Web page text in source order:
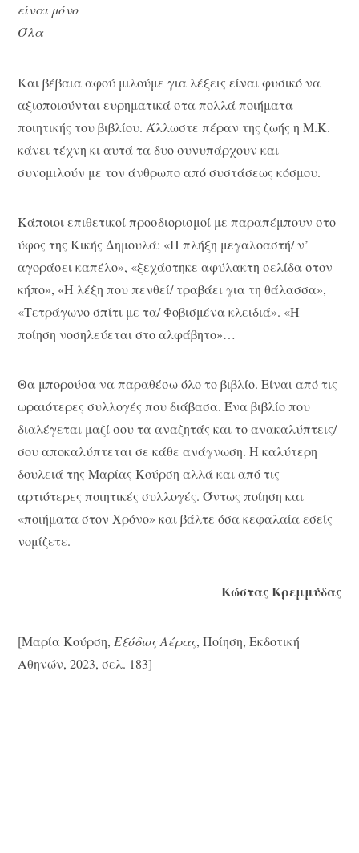
είναι μόνο
Όλα
Και βέβαια αφού μιλούμε για λέξεις είναι φυσικό να
αξιοποιούνται ευρηματικά στα πολλά ποιήματα
ποιητικής του βιβλίου. Άλλωστε πέραν της ζωής η Μ.Κ.
κάνει τέχνη κι αυτά τα δυο συνυπάρχουν και
συνομιλούν με τον άνθρωπο από συστάσεως κόσμου.
Κάποιοι επιθετικοί προσδιορισμοί με παραπέμπουν στο
ύφος της Κικής Δημουλά: «Η πλήξη μεγαλοαστή/ ν’
αγοράσει καπέλο», «ξεχάστηκε αφύλακτη σελίδα στον
κήπο», «Η λέξη που πενθεί/ τραβάει για τη θάλασσα»,
«Τετράγωνο σπίτι με τα/ Φοβισμένα κλειδιά». «Η
ποίηση νοσηλεύεται στο αλφάβητο»…
Θα μπορούσα να παραθέσω όλο το βιβλίο. Είναι από τις
ωραιότερες συλλογές που διάβασα. Ένα βιβλίο που
διαλέγεται μαζί σου τα αναζητάς και το ανακαλύπτεις/
σου αποκαλύπτεται σε κάθε ανάγνωση. Η καλύτερη
δουλειά της Μαρίας Κούρση αλλά και από τις
αρτιότερες ποιητικές συλλογές. Όντως ποίηση και
«ποιήματα στον Χρόνο» και βάλτε όσα κεφαλαία εσείς
νομίζετε.
Κώστας Κρεμμύδας
[Μαρία Κούρση,Εξόδιος Αέρας, Ποίηση, Εκδοτική
Αθηνών, 2023, σελ. 183]